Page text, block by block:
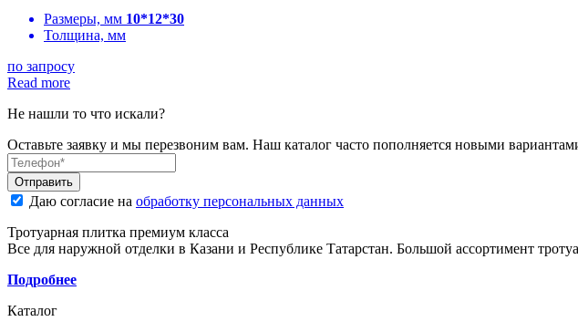
Размеры, мм 10*12*30
Толщина, мм
по запросу
Read more
Не нашли то что искали?
Оставьте заявку и мы перезвоним вам. Наш каталог часто пополняется новыми
Даю согласие на обработку персональных данных
Тротуарная плитка премиум класса
Все для наружной отделки в Казани и Республике Татарстан. Большой ассортимент
Подробнее
Каталог